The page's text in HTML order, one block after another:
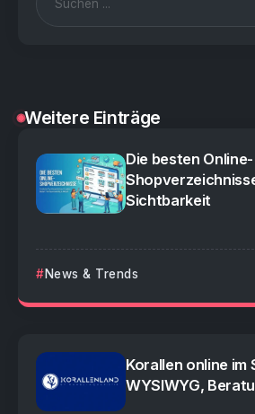
Weitere Einträge
Die besten Online-
Sichtbarkeit
News & Trends
Korallen online im
WYSIWYG,